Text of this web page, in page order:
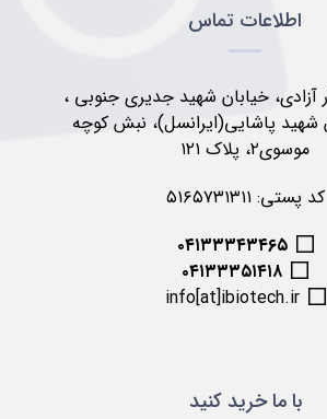
اطلاعات تماس
آزادی، خیابان شهید جدیری جنوبی ،
شهید پاشایی(ایرانسل)، نبش کوچه
موسوی۲، پلاک ۱۲۱
کد پستی: ۵۱۶۵۷۳۱۳۱۱
۰۴۱۳۳۳۴۳۴۶۵
۰۴۱۳۳۳۵۱۴۱۸
info[at]ibiotech.ir
با ما خرید کنید